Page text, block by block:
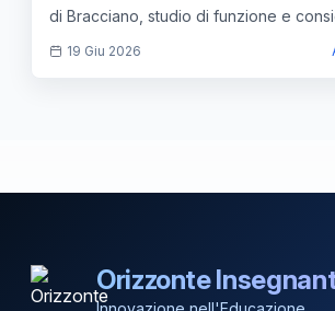
di Bracciano, studio di funzione e
19 Giu 2026
Orizzonte